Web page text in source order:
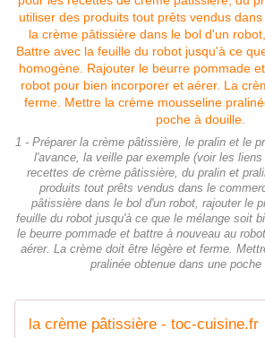
1 - Préparer la crème pâtissière, le pralin et le
l'avance, la veille par exemple (voir les
recettes de crème pâtissière, du pralin et
produits tout prêts vendus dans le
pâtissière dans le bol d'un robot, rajouter le
feuille du robot jusqu'à ce que le mélange soit
le beurre pommade et battre à nouveau au
aérer. La crème doit être légère et ferme.
pralinée obtenue dans une poche
la crème pâtissière - toc-cuisine.fr